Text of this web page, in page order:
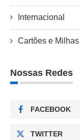
Internacional
Cartões e Milhas
Nossas Redes
FACEBOOK
TWITTER